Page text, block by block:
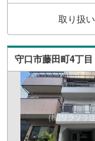
会 随時
品のご
詳しく
品もご
ンへの問
取り扱
守口市藤田町4丁目